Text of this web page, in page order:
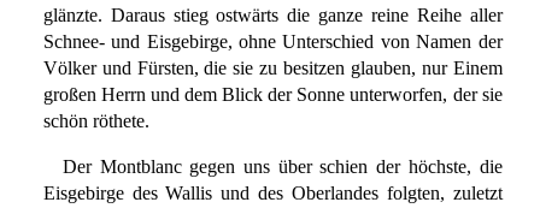
glänzte. Daraus stieg ostwärts die ganze reine Reihe aller
Schnee- und Eisgebirge, ohne Unterschied von Namen der
Völker und Fürsten, die sie zu besitzen glauben, nur Einem
großen Herrn und dem Blick der Sonne unterworfen, der sie
schön röthete.
Der Montblanc gegen uns über schien der höchste, die
Eisgebirge des Wallis und des Oberlandes folgten, zuletzt